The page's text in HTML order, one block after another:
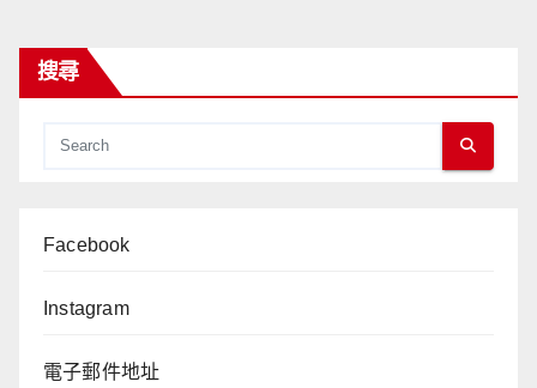
搜尋
Facebook
Instagram
電子郵件地址